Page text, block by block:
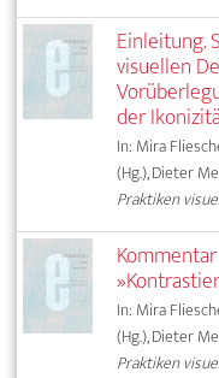
Einleitung.
visuellen
der
In: Mira
(Hg.), Dieter
Praktiken
In: Mira
(Hg.), Dieter
Praktiken